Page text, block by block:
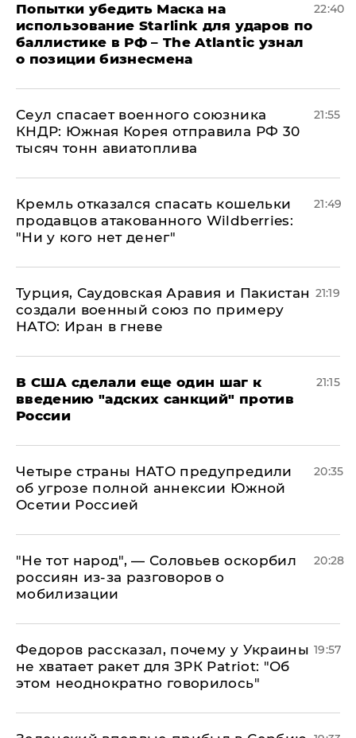
Попытки убедить Маска на
использование Starlink для ударов по
баллистике в РФ – The Atlantic узнал
о позиции бизнесмена
22:40
​Сеул спасает военного союзника
КНДР: Южная Корея отправила РФ 30
тысяч тонн авиатоплива
21:55
Кремль отказался спасать кошельки
продавцов атакованного Wildberries:
"Ни у кого нет денег"
21:49
Турция, Саудовская Аравия и Пакистан
создали военный союз по примеру
НАТО: Иран в гневе
21:19
В США сделали еще один шаг к
введению "адских санкций" против
России
21:15
Четыре страны НАТО предупредили
об угрозе полной аннексии Южной
Осетии Россией
20:35
​"Не тот народ", — Соловьев оскорбил
россиян из-за разговоров о
мобилизации
20:28
Федоров рассказал, почему у Украины
не хватает ракет для ЗРК Patriot: "Об
этом неоднократно говорилось"
19:57